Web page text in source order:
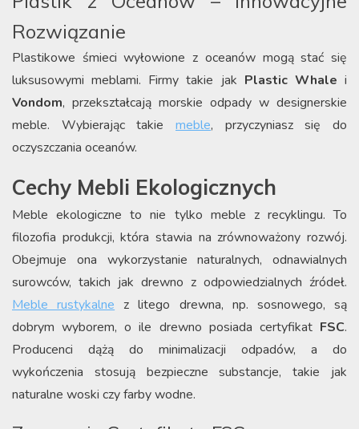
Rozwiązanie
Plastikowe śmieci wyłowione z oceanów mogą stać się
luksusowymi meblami. Firmy takie jak Plastic Whale i
Vondom, przekształcają morskie odpady w designerskie
meble. Wybierając takie meble, przyczyniasz się do
oczyszczania oceanów.
Cechy Mebli Ekologicznych
Meble ekologiczne to nie tylko meble z recyklingu. To
filozofia produkcji, która stawia na zrównoważony rozwój.
Obejmuje ona wykorzystanie naturalnych, odnawialnych
surowców, takich jak drewno z odpowiedzialnych źródeł.
Meble rustykalne z litego drewna, np. sosnowego, są
dobrym wyborem, o ile drewno posiada certyfikat FSC.
Producenci dążą do minimalizacji odpadów, a do
wykończenia stosują bezpieczne substancje, takie jak
naturalne woski czy farby wodne.